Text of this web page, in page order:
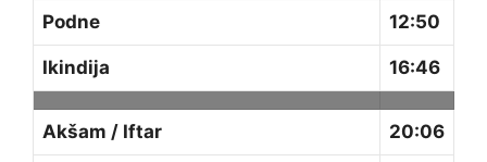
Podne 12:50
Ikindija 16:46
Akšam / Iftar 20:06